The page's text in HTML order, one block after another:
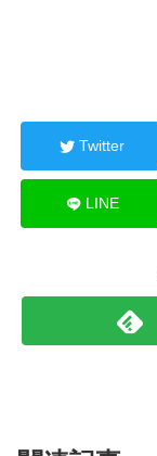
Twitter
LINE